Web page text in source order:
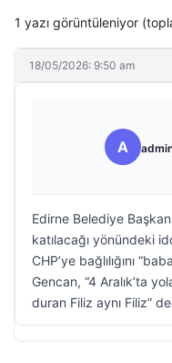
1 yazı görüntüleniyor
18/05/2026: 9:50 am
A
Edirne Belediye
katılacağı yönündeki
CHP’ye bağlılığını
Gencan, “4 Aralık’ta
duran Filiz aynı Filiz”